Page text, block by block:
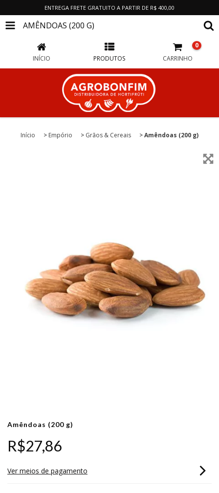
ENTREGA FRETE GRATUITO A PARTIR DE R$ 400,00
AMÊNDOAS (200 G)
INÍCIO PRODUTOS CARRINHO
0
Início > Empório > Grãos & Cereais >Amêndoas (200 g)
Amêndoas (200 g)
R$27,86
Ver meios de pagamento